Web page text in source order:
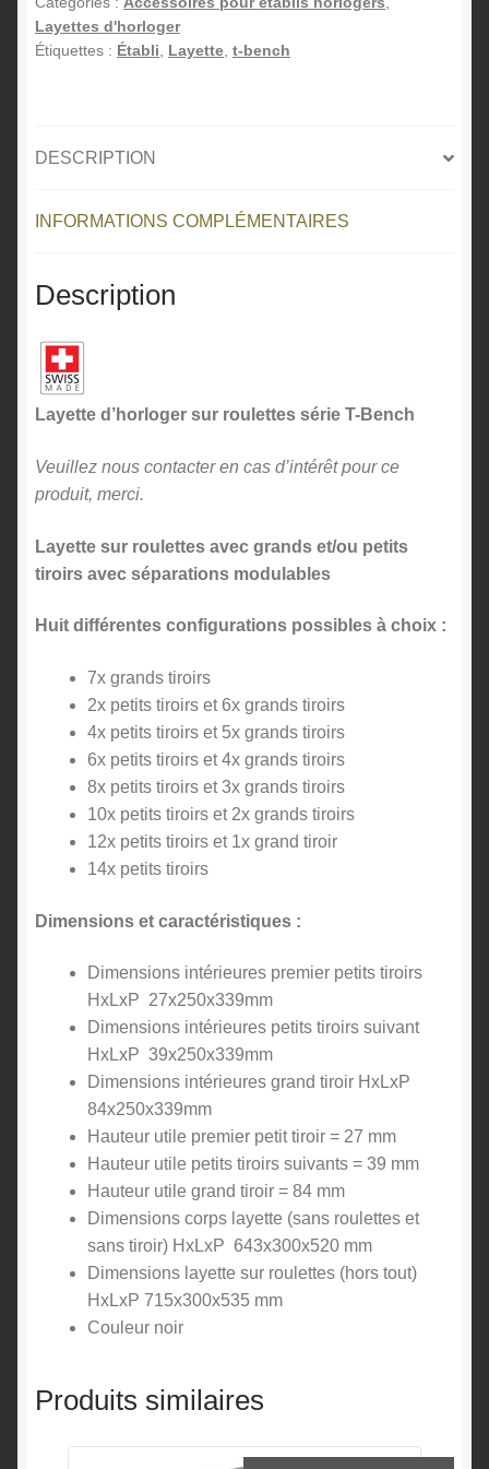
Layettes d'horloger
Étiquettes : Établi Layette t-bench
DESCRIPTION
INFORMATIONS COMPLÉMENTAIRES
Description
Layette d’horloger sur roulettes série T-Bench
Veuillez nous contacter en cas d’intérêt pour ce
produit, merci.
Layette sur roulettes avec grands et/ou petits
tiroirs avec séparations modulables
Huit différentes configurations possibles à choix :
7x grands tiroirs
2x petits tiroirs et 6x grands tiroirs
4x petits tiroirs et 5x grands tiroirs
6x petits tiroirs et 4x grands tiroirs
8x petits tiroirs et 3x grands tiroirs
10x petits tiroirs et 2x grands tiroirs
12x petits tiroirs et 1x grand tiroir
14x petits tiroirs
Dimensions et caractéristiques :
Dimensions intérieures premier petits tiroirs
HxLxP 27x250x339mm
Dimensions intérieures petits tiroirs suivant
HxLxP 39x250x339mm
Dimensions intérieures grand tiroir HxLxP
84x250x339mm
Hauteur utile premier petit tiroir = 27 mm
Hauteur utile petits tiroirs suivants = 39 mm
Hauteur utile grand tiroir = 84 mm
Dimensions corps layette (sans roulettes et
sans tiroir) HxLxP 643x300x520 mm
Dimensions layette sur roulettes (hors tout)
HxLxP 715x300x535 mm
Couleur noir
Produits similaires